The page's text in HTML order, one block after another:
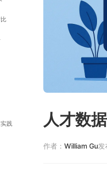
践 人才数
作者： William Gu发